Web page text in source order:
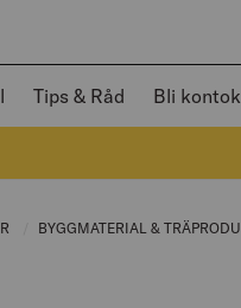
kan navigeras med
Tips & Råd Bli
CURRENT PAGE:
BYGGMATERIAL &